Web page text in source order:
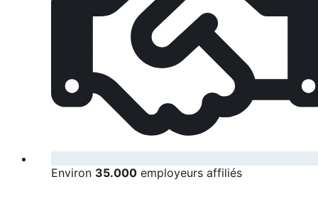
Environ 35.000 employeurs affiliés